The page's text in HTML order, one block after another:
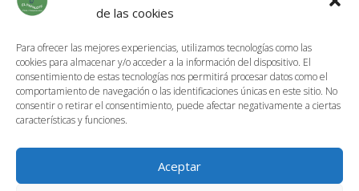
de las cookies
Para ofrecer las mejores experiencias, utilizamos tecnologías como las
cookies para almacenar y/o acceder a la información del dispositivo. El
consentimiento de estas tecnologías nos permitirá procesar datos como el
comportamiento de navegación o las identificaciones únicas en este sitio. No
consentir o retirar el consentimiento, puede afectar negativamente a ciertas
características y funciones.
Aceptar
Información de Envíos
Política de devoluciones